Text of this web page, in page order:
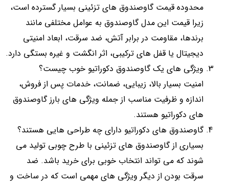
محدوده قیمت گاوصندوق های تزئینی بسیار گسترده است،
زیرا قیمت این مدل گاوصندوق به عوامل مختلفی مانند
برندها، مقاومت در برابر آتش، ضد سرقت، ابعاد امنیتی
دیجیتال یا قفل های ترکیبی، اثر انگشت و غیره بستگی دارد.
ویژگی های یک گاوصندوق دکوراتیو خوب چیست؟
امنیت بسیار بالا، زیبایی، ضمانت، خدمات پس از فروش،
اندازه و ظرفیت مناسب از جمله ویژگی های بارز گاوصندوق
های دکوراتیو هستند.
گاوصندوق های دکوراتیو دارای چه طراحی هایی هستند؟
بسیاری از گاوصندوق های تزئینی با طرح چوبی تولید می
شوند که می تواند انتخاب خوبی برای خرید باشد. ضد
سرقت بودن از دیگر ویژگی های مهمی است که در ساخت و